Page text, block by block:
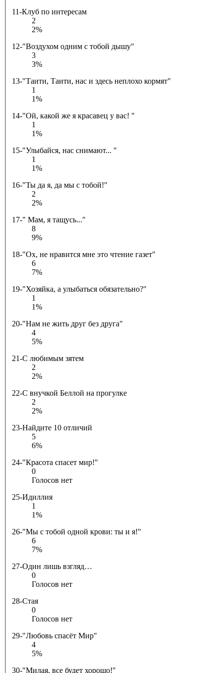
11-Клуб по интересам
2
2%
12-"Воздухом одним с тобой дышу"
3
3%
13-"Таити, Таити, нас и здесь неплохо кормят"
1
1%
14-"Ой, какой же я красавец у вас! "
1
1%
15-"Улыбайся, нас снимают... "
1
1%
16-"Ты да я, да мы с тобой!"
2
2%
17-" Мам, я тащусь..."
8
9%
18-"Ох, не нравится мне это чтение газет"
6
7%
19-"Хозяйка, а улыбаться обязательно?"
1
1%
20-"Нам не жить друг без друга"
4
5%
21-С любимым зятем
2
2%
22-С внучкой Беллой на прогулке
2
2%
23-Найдите 10 отличий
5
6%
24-"Красота спасет мир!"
0
Голосов нет
25-Идиллия
1
1%
26-"Мы с тобой одной крови: ты и я!"
6
7%
27-Один лишь взгляд…
0
Голосов нет
28-Стая
0
Голосов нет
29-"Любовь спасёт Мир"
4
5%
30-"Милая, все будет хорошо!"